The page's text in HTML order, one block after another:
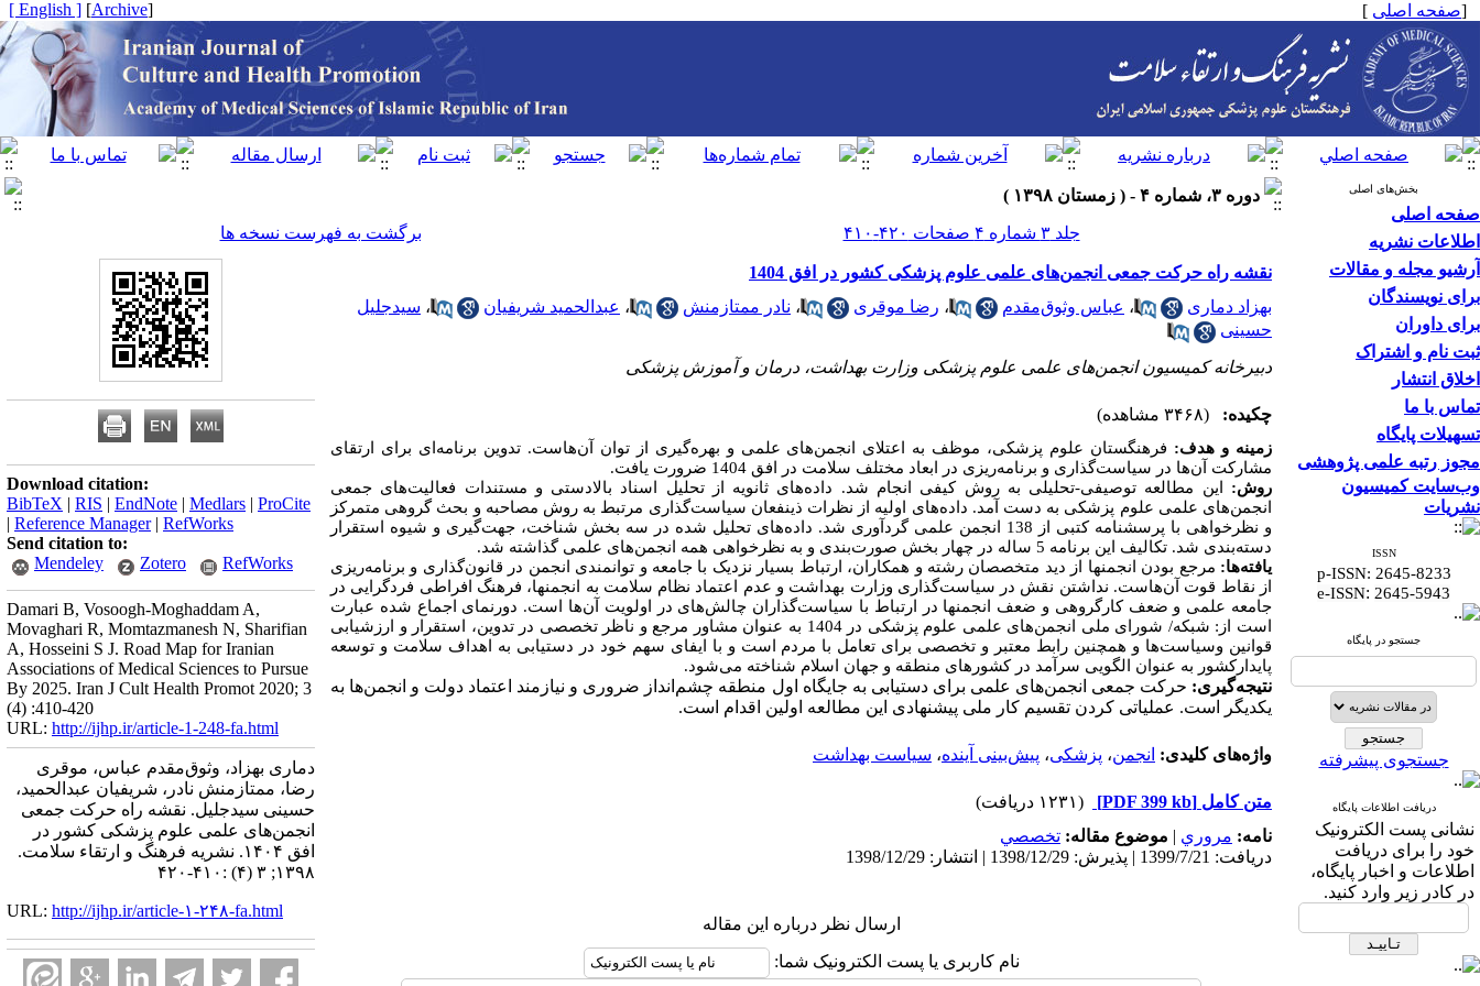
[صفحه اصلی ]
[
Archive
]
[ English ]
بخش‌های اصلی
صفحه اصلی
اطلاعات نشریه
آرشیو مجله و مقالات
برای نویسندگان
برای داوران
ثبت نام و اشتراک
اخلاق انتشار
تماس با ما
تسهیلات پایگاه
مجوز رتبه علمی پژوهشی
وب‌سایت کمیسیون
نشریات
ISSN
p-ISSN: 2645-8233
e-ISSN: 2645-5943
جستجو در پایگاه
جستجوی پیشرفته
دریافت اطلاعات پایگاه
نشانی پست الکترونیک
خود را برای دریافت
اطلاعات و اخبار پایگاه،
در کادر زیر وارد کنید.
دوره ۳، شماره ۴ - ( زمستان ۱۳۹۸ )
جلد ۳ شماره ۴ صفحات ۴۲۰-۴۱۰
برگشت به فهرست نسخه ها
نقشه راه حرکت جمعی انجمن‌های علمی ‌علوم پزشکی کشور در افق 1404
بهزاد دماری
، عباس وثوق‌مقدم ، رضا موقری ، نادر ممتازمنش ، عبدالحمید شریفیان ، سیدجلیل
حسینی
دبیرخانه کمیسیون انجمن‌های علمی علوم پزشکی وزارت بهداشت، درمان و آموزش پزشکی
چکیده: (۳۴۶۸ مشاهده)
زمینه و هدف: فرهنگستان علوم پزشکی، موظف به اعتلای انجمنهای علمی و بهرهگیری از توان آن‌هاست. تدوین برنامه‌ای برای ارتقای
مشارکت آن‌ها در سیاستگذاری و برنامهریزی در ابعاد مختلف سلامت در افق 1404 ضرورت یافت.
روش: این مطالعه توصیفی-تحلیلی به روش کیفی انجام شد. داده‌های ثانویه از تحلیل اسناد بالادستی و مستندات فعالیت‌های جمعی
انجمن‌های علمی علوم پزشکی به دست آمد. داده‌های اولیه از نظرات ذینفعان سیاست‌گذاری مرتبط به روش مصاحبه و بحث گروهی متمرکز
و نظرخواهی با پرسشنامه کتبی از 138 انجمن علمی گردآوری شد. داده‌های تحلیل شده در سه بخش شناخت، جهت‌گیری و شیوه استقرار
دسته‌بندی شد. تکالیف این برنامه 5 ساله در چهار بخش صورت‌بندی و به نظرخواهی همه انجمن‌های علمی گذاشته شد.
یافته‌ها: مرجع بودن انجمن­ها از دید متخصصان رشته و همکاران، ارتباط بسیار نزدیک با جامعه و توانمندی انجمن در قانون‌گذاری و برنامه‌ریزی
از نقاط قوت آن‌هاست. نداشتن نقش در سیاست‌گذاری وزارت بهداشت و عدم اعتماد نظام سلامت به انجمن­ها، فرهنگ افراطی فردگرایی در
جامعه علمی و ضعف کارگروهی و ضعف انجمن­ها در ارتباط با سیاست‌گذاران چالش‌های در اولویت آن‌ها است. دورنمای اجماع شده عبارت
است از: شبکه/ شورای ملی انجمن‌های علمی علوم پزشکی در 1404 به عنوان مشاور مرجع و ناظر تخصصی در تدوین، استقرار و ارزشیابی
قوانین وسیاست‌ها و همچنین رابط معتبر و تخصصی برای تعامل با مردم است و با ایفای سهم خود در دستیابی به اهداف سلامت و توسعه
پایدارکشور به عنوان الگویی سرآمد در کشورهای منطقه و جهان اسلام شناخته می‌شود.
نتیجه‌گیری: حرکت جمعی انجمن‌های علمی‌ برای دستیابی به جایگاه اول منطقه چشم‌انداز ضروری و نیازمند اعتماد دولت و انجمن‌ها به
یکدیگر است. عملیاتی کردن تقسیم کار ملی پیشنهادی این مطالعه اولین اقدام است.
واژه‌های کلیدی: انجمن، پزشکی، پیش‌بینی آینده، سیاست بهداشت
متن کامل [PDF 399 kb]
(۱۲۳۱ دریافت)
نامه: مروري | موضوع مقاله: تخصصي
دریافت: 1399/7/21 | پذیرش: 1398/12/29 | انتشار: 1398/12/29
ارسال نظر درباره این مقاله
نام کاربری یا پست الکترونیک شما:
Download citation:
BibTeX | RIS | EndNote | Medlars | ProCite
| Reference Manager| RefWorks
Send citation to:
Mendeley
Zotero RefWorks
Damari B, Vosoogh-Moghaddam A,
Movaghari R, Momtazmanesh N, Sharifian
A, Hosseini S J. Road Map for Iranian
Associations of Medical Sciences to Pursue
By 2025. Iran J Cult Health Promot 2020; 3
(4) :410-420
URL: http://ijhp.ir/article-1-248-fa.html
دماری بهزاد، وثوق‌مقدم عباس، موقری
رضا، ممتازمنش نادر، شریفیان عبدالحمید،
حسینی سیدجلیل. نقشه راه حرکت جمعی
انجمن‌های علمی ‌علوم پزشکی کشور در
افق ۱۴۰۴. نشريه فرهنگ و ارتقاء سلامت.
۱۳۹۸; ۳ (۴) :۴۱۰-۴۲۰
URL: http://ijhp.ir/article-۱-۲۴۸-fa.html